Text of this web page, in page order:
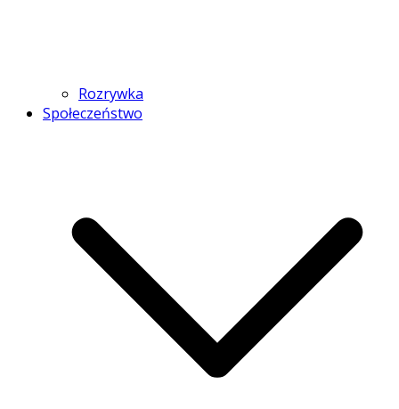
Rozrywka
Społeczeństwo